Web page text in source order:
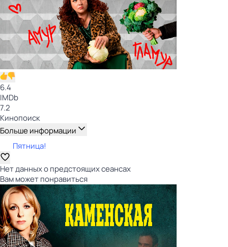
6.4
IMDb
7.2
Кинопоиск
Больше информации
Пятница!
Нет данных о предстоящих сеансах
Вам может понравиться